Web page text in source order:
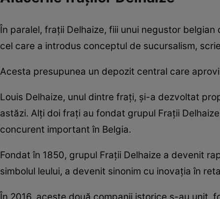
În paralel, frații Delhaize, fiii unui negustor
cel care a introdus conceptul de sucursalism,
Acesta presupunea un depozit central care
Louis Delhaize, unul dintre fraţi, şi-a dezvoltat
astăzi. Alţi doi fraţi au fondat grupul Fraţii
concurent important în Belgia.
Fondat în 1850, grupul Frații Delhaize a devenit
simbolul leului, a devenit sinonim cu inovația în
În 2016, aceste două companii istorice s-au unit,